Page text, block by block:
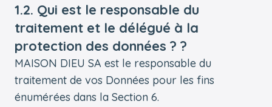
1.2. Qui est le responsable du
traitement et le délégué à la
protection des données ? ?
MAISON DIEU SA est le responsable du
traitement de vos Données pour les fins
énumérées dans la Section 6.